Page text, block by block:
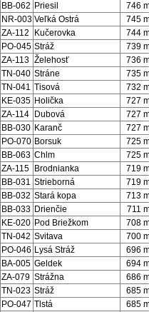
BB-062 Priesil 746
NR-003 Veľká Ostrá 745
ZA-112
Kučerovka 744
PO-045 Stráž 739
ZA-113 Želehosť 736
TN-040 Stráne 735
TN-041 Tisová 732
KE-035 Holička 727
ZA-114
Dubová 727
BB-030 Karanč 727
PO-070 Borsuk 725
BB-063 Chlm 725
ZA-115
Brodnianka 719
BB-031 Strieborná 719
BB-032 Stará kopa 713
BB-033 Drienčie 711
KE-020 Pod Briežkom 708
TN-042 Svitava 700
PO-046 Lysá Stráž 696
BA-005 Geldek 694
ZA-079 Strážna 686
TN-023 Stráž 685
PO-047 Tlstá 685